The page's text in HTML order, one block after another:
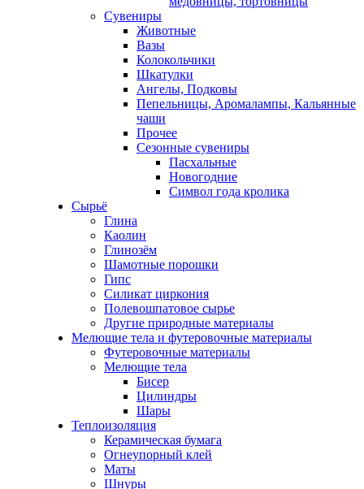
Сувениры
Животные
Вазы
Колокольчики
Шкатулки
Ангелы, Подковы
Пепельницы, Аромалампы, Кальянные
чаши
Прочее
Сезонные сувениры
Пасхальные
Новогодние
Символ года кролика
Сырьё
Глина
Каолин
Глинозём
Шамотные порошки
Гипс
Силикат циркония
Полевошпатовое сырье
Другие природные материалы
Мелющие тела и футеровочные материалы
Футеровочные материалы
Мелющие тела
Бисер
Цилиндры
Шары
Теплоизоляция
Керамическая бумага
Огнеупорный клей
Маты
Шнуры